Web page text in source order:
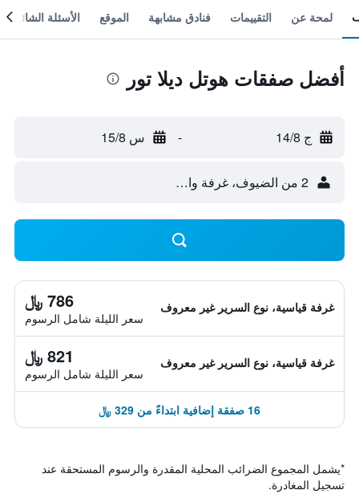
لمحة عن التقييمات فنادق مشابهة الموقع الأسئلة الشائعة
أفضل صفقات هوتل ديلا تور
ج 14/8 - س 15/8
2 من الضيوف، غرفة واحدة
غرفة قياسية، نوع السرير غير معروف 786 ﷼
سعر الليلة شامل الرسوم
غرفة قياسية، نوع السرير غير معروف 821 ﷼
سعر الليلة شامل الرسوم
16 صفقة إضافية ابتداءً من 329 ﷼
*يشمل المجموع الضرائب المحلية المقدرة والرسوم المستحقة عند
تسجيل المغادرة.